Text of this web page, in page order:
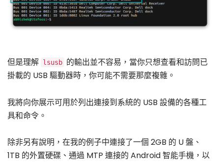
但是理解 lsusb 的輸出並不容易，當你只想查看和訪問已
掛載的 USB 驅動器時，你可能不需要那麼複雜。
我將向你展示可用於列出連接到系統的 USB 設備的各種工
具和命令。
除非另有說明，在我的例子中連接了一個 2GB 的 U 盤、
1TB 的外置硬碟、通過 MTP 連接的 Android 智能手機，以